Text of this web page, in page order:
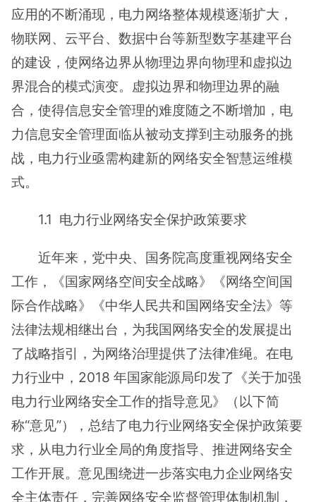
应用的不断涌现，电力网络整体规模逐渐扩大，
物联网、云平台、数据中台等新型数字基建平台
的建设，使网络边界从物理边界向物理和虚拟边
界混合的模式演变。虚拟边界和物理边界的融
合，使得信息安全管理的难度随之不断增加，电
力信息安全管理面临从被动支撑到主动服务的挑
战，电力行业亟需构建新的网络安全智慧运维模
式。
1.1 电力行业网络安全保护政策要求
近年来，党中央、国务院高度重视网络安全
工作，《国家网络空间安全战略》《网络空间国
际合作战略》《中华人民共和国网络安全法》等
法律法规相继出台，为我国网络安全的发展提出
了战略指引，为网络治理提供了法律准绳。在电
力行业中，2018 年国家能源局印发了《关于加强
电力行业网络安全工作的指导意见》（以下简
称“意见”），总结了电力行业网络安全保护政策要
求，从电力行业全局的角度指导、推进网络安全
工作开展。意见围绕进一步落实电力企业网络安
全主体责任，完善网络安全监督管理体制机制，